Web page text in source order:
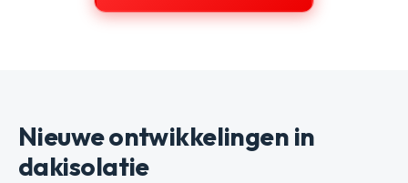
Nieuwe ontwikkelingen in
dakisolatie